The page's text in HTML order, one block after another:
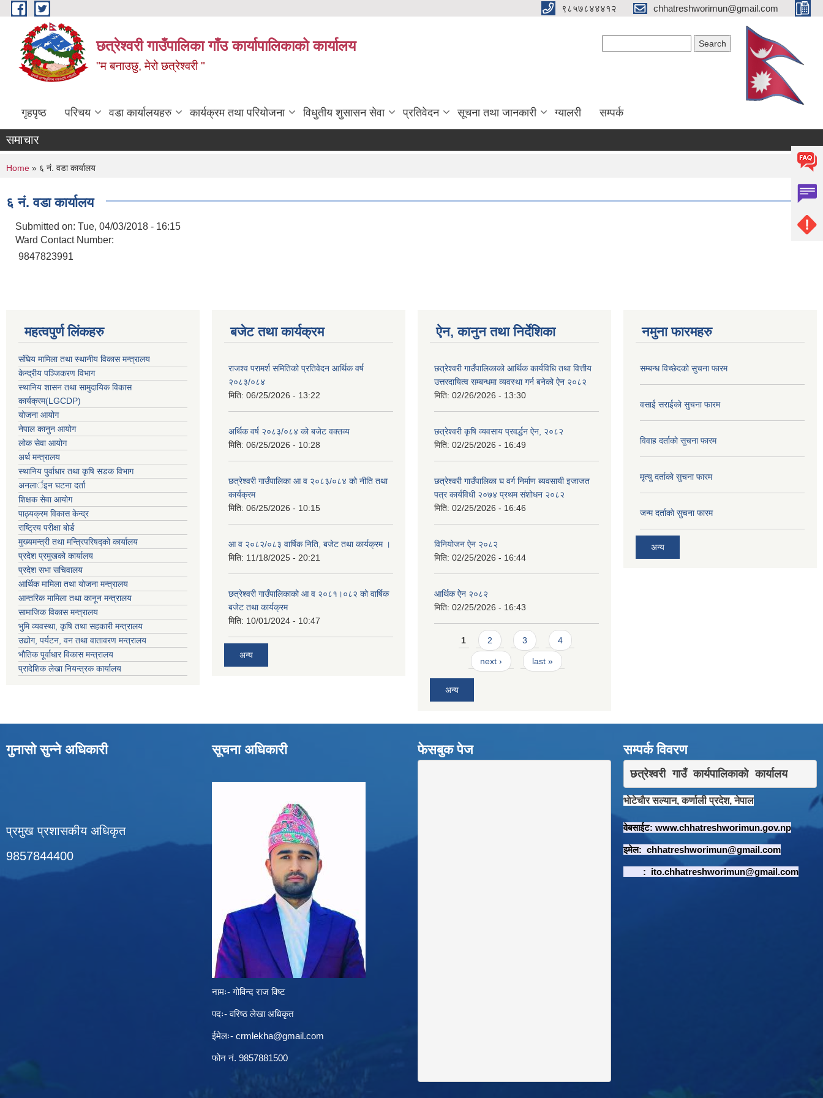
Skip to main content ९८५७८४४४१२ chhatreshworimun@gmail.com
छत्रेश्वरी गाउँपालिका गाँउ कार्यापालिकाको कार्यालय
"म बनाउछु, मेरो छत्रेश्वरी "
गृहपृष्ठ परिचय वडा कार्यालयहरु कार्यक्रम तथा परियोजना विधुतीय शुसासन सेवा प्रतिवेदन सूचना तथा जानकारी ग्यालरी सम्पर्क
समाचार
You are here
Home » ६ नं. वडा कार्यालय
६ नं. वडा कार्यालय
Submitted on: Tue, 04/03/2018 - 16:15
Ward Contact Number:
9847823991
महत्वपुर्ण लिंकहरु
संघिय मामिला तथा स्थानीय विकास मन्त्रालय
केन्द्रीय पञ्जिकरण विभाग
स्थानिय शासन तथा सामुदायिक विकास
कार्यक्रम(LGCDP)
योजना आयोग
नेपाल कानुन आयोग
लोक सेवा आयोग
अर्थ मन्त्रालय
स्थानिय पुर्वाधार तथा कृषि सडक विभाग
अनलार्इन घटना दर्ता
शिक्षक सेवा आयोग
पाठ्यक्रम विकास केन्द्र
राष्ट्रिय परीक्षा बोर्ड
मुख्यमन्त्री तथा मन्त्रिपरिषद्को कार्यालय
प्रदेश प्रमुखको कार्यालय
प्रदेश सभा सचिवालय
आर्थिक मामिला तथा योजना मन्त्रालय
आन्तरिक मामिला तथा कानून मन्त्रालय
सामाजिक विकास मन्त्रालय
भुमि व्यवस्था, कृषि तथा सहकारी मन्त्रालय
उद्योग, पर्यटन, वन तथा वातावरण मन्त्रालय
भौतिक पूर्वाधार विकास मन्त्रालय
प्रादेशिक लेखा नियन्त्रक कार्यालय
बजेट तथा कार्यक्रम
राजश्व परामर्श समितिको प्रतिवेदन आर्थिक वर्ष
२०८३/०८४
मिति: 06/25/2026 - 13:22
अर्थिक वर्ष २०८३/०८४ को बजेट वक्तव्य
मिति: 06/25/2026 - 10:28
छत्रेश्वरी गाउँपालिका आ व २०८३/०८४ को नीति तथा
कार्यक्रम
मिति: 06/25/2026 - 10:15
आ व २०८२/०८३ वार्षिक निति, बजेट तथा कार्यक्रम ।
मिति: 11/18/2025 - 20:21
छत्रेश्वरी गाउँपालिकाको आ व २०८१।०८२ को वार्षिक
बजेट तथा कार्यक्रम
मिति: 10/01/2024 - 10:47
अन्य
ऐन, कानुन तथा निर्देशिका
छत्रेश्वरी गाउँपालिकाको आर्थिक कार्यविधि तथा वित्तीय
उत्तरदायित्व सम्बन्धमा व्यवस्था गर्न बनेको ऐन २०८२
मिति: 02/26/2026 - 13:30
छत्रेश्‍वरी कृषि व्यवसाय प्रवर्द्धन ऐन, २०८२
मिति: 02/25/2026 - 16:49
छत्रेश्वरी गाउँपालिका घ वर्ग निर्माण ब्यवसायी इजाजत
पत्र कार्यविधी २०७४ प्रथम संशोधन २०८२
मिति: 02/25/2026 - 16:46
विनियोजन ऐन २०८२
मिति: 02/25/2026 - 16:44
आर्थिक ऐेन २०८२
मिति: 02/25/2026 - 16:43
Pages
1 2 3 4
next › last »
अन्य
नमुना फारमहरु
सम्बन्ध विच्छेदकाे सुचना फारम
वसाई सराईकाे सुचना फारम
विवाह दर्ताकाे सुचना फारम
मृत्यु दर्ताकाे सुचना फारम
जन्म दर्ताकाे सुचना फारम
अन्य
गुनासो सुन्ने अधिकारी
प्रमुख प्रशासकीय अधिकृत
9857844400
सूचना अधिकारी
नामः- गोविन्द राज विष्ट
पदः- वरिष्ठ लेखा अधिकृत
ईमेलः- crmlekha@gmail.com
फोन नं. 9857881500
फेसबुक पेज सम्पर्क विवरण
छत्रेश्वरी गाउँ कार्यपालिकाकाे कार्यालय
भाेटेचाैर सल्यान, कर्णाली प्रदेश, नेपाल
वेबसाईट: www.chhatreshworimun.gov.np
इमेल: chhatreshworimun@gmail.com
: ito.chhatreshworimun@gmail.com